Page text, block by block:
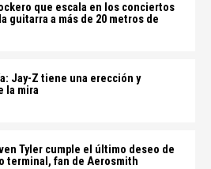
que escala en los conciertos
guitarra a más de 20 metros de
Jay-Z tiene una erección y
la mira
Tyler cumple el último deseo de
terminal, fan de Aerosmith